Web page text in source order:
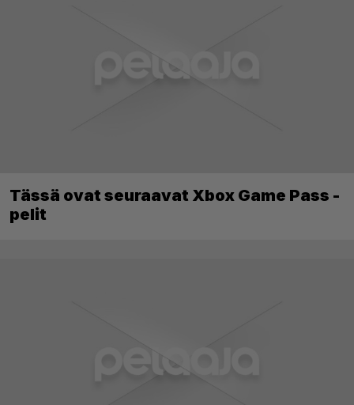
Tässä ovat seuraavat Xbox Game Pass -
pelit